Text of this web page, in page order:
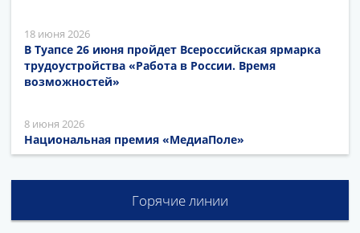
18 июня 2026
В Туапсе 26 июня пройдет Всероссийская ярмарка
трудоустройства «Работа в России. Время
возможностей»
8 июня 2026
Национальная премия «МедиаПоле»
Горячие линии